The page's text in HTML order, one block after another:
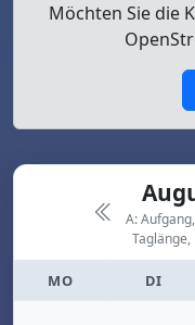
Möchten Sie die
A:
Taglänge,
MO DI